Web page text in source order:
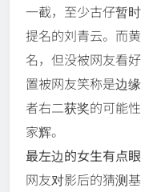
一截，至少古仔暂
提名的刘青云。而
名，但没被网友看
置被网友笑称是边
者右二获奖的可能
家辉。
最左边的女生有点
网友对影后的猜测